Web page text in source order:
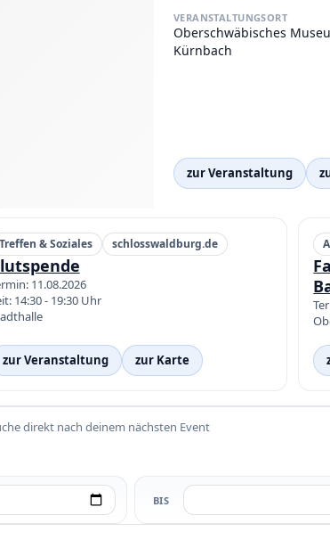
VERANSTALTUNGSORT
Oberschwäbisches
Kürnbach
zur Veranstaltung
Treffen & Soziales schlosswaldburg.de
11.08.2026
14:30 - 19:30 Uhr
zur Veranstaltung zur Karte
direkt nach deinem nächsten Event
BIS